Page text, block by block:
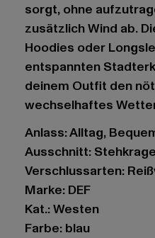
sorgt, ohne
zusätzlich Wind ab.
Hoodies oder
entspannten
deinem Outfit den
wechselhaftes
Anlass: Alltag,
Ausschnitt:
Verschlussarten:
Marke: DEF
Kat.: Westen
Farbe: blau